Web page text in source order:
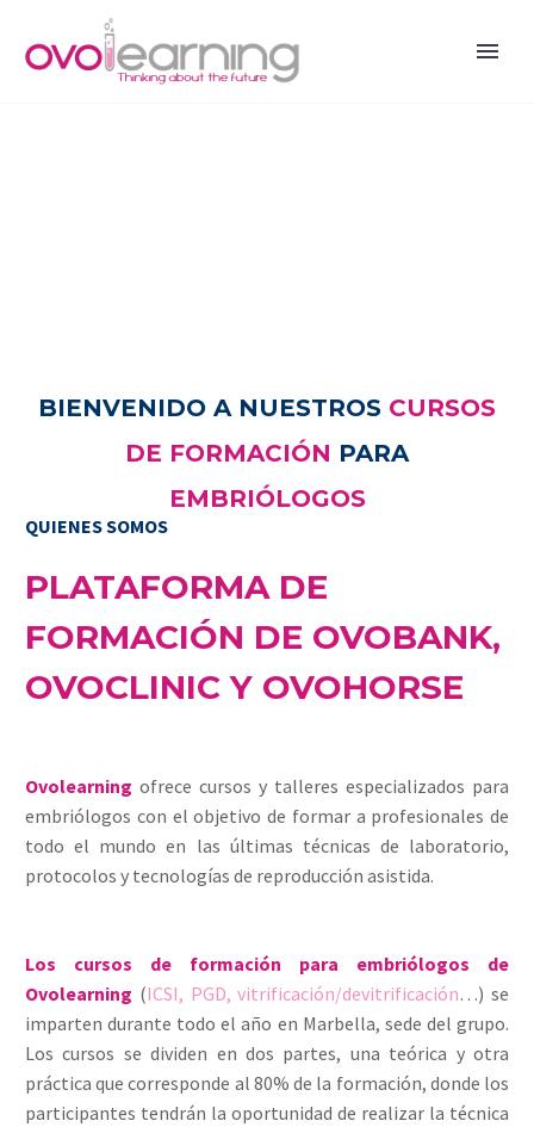
BIENVENIDO A NUESTROS CURSOS
DE FORMACIÓN PARA
EMBRIÓLOGOS
QUIENES SOMOS
PLATAFORMA DE
FORMACIÓN DE OVOBANK,
OVOCLINIC Y OVOHORSE
Ovolearning ofrece cursos y talleres especializados para
embriólogos con el objetivo de formar a profesionales de
todo el mundo en las últimas técnicas de laboratorio,
protocolos y tecnologías de reproducción asistida.
Los cursos de formación para embriólogos de
Ovolearning (ICSI, PGD, vitrificación/devitrificación…) se
imparten durante todo el año en Marbella, sede del grupo.
Los cursos se dividen en dos partes, una teórica y otra
práctica que corresponde al 80% de la formación, donde los
participantes tendrán la oportunidad de realizar la técnica